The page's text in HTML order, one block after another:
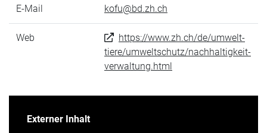
E-Mail kofu@bd.zh.ch
Web
https://www.zh.ch/de/umwelt-
tiere/umweltschutz/nachhaltigkeit-
verwaltung.html
Externer Inhalt